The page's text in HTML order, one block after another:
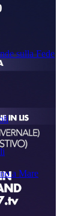
sulla Fede
a Mare